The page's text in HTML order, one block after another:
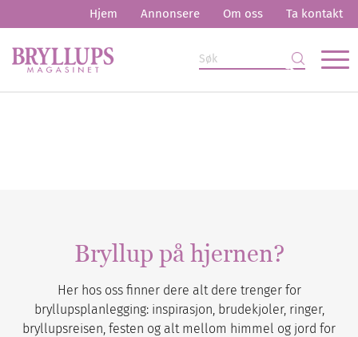
Hjem Annonsere Om oss Ta kontakt
Bryllup på hjernen?
Her hos oss finner dere alt dere trenger for
bryllupsplanlegging: inspirasjon, brudekjoler, ringer,
bryllupsreisen, festen og alt mellom himmel og jord for